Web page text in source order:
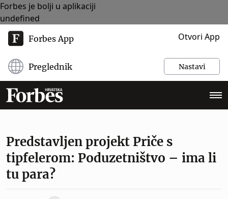
Forbes je bolji u aplikaciji
undefined
Forbes App Otvori App
Preglednik Nastavi
Predstavljen projekt Priče s
tipfelerom: Poduzetništvo – ima li
tu para?